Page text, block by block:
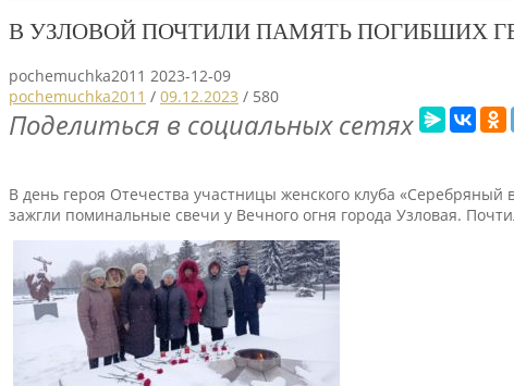
В УЗЛОВОЙ ПОЧТИЛИ ПАМЯТЬ ПОГИБШИХ
pochemuchka2011 2023-12-09
pochemuchka2011 / 09.12.2023 / 580
Поделиться в социальных сетях
В день героя Отечества участницы женского клуба
зажгли поминальные свечи у Вечного огня города Узловая.